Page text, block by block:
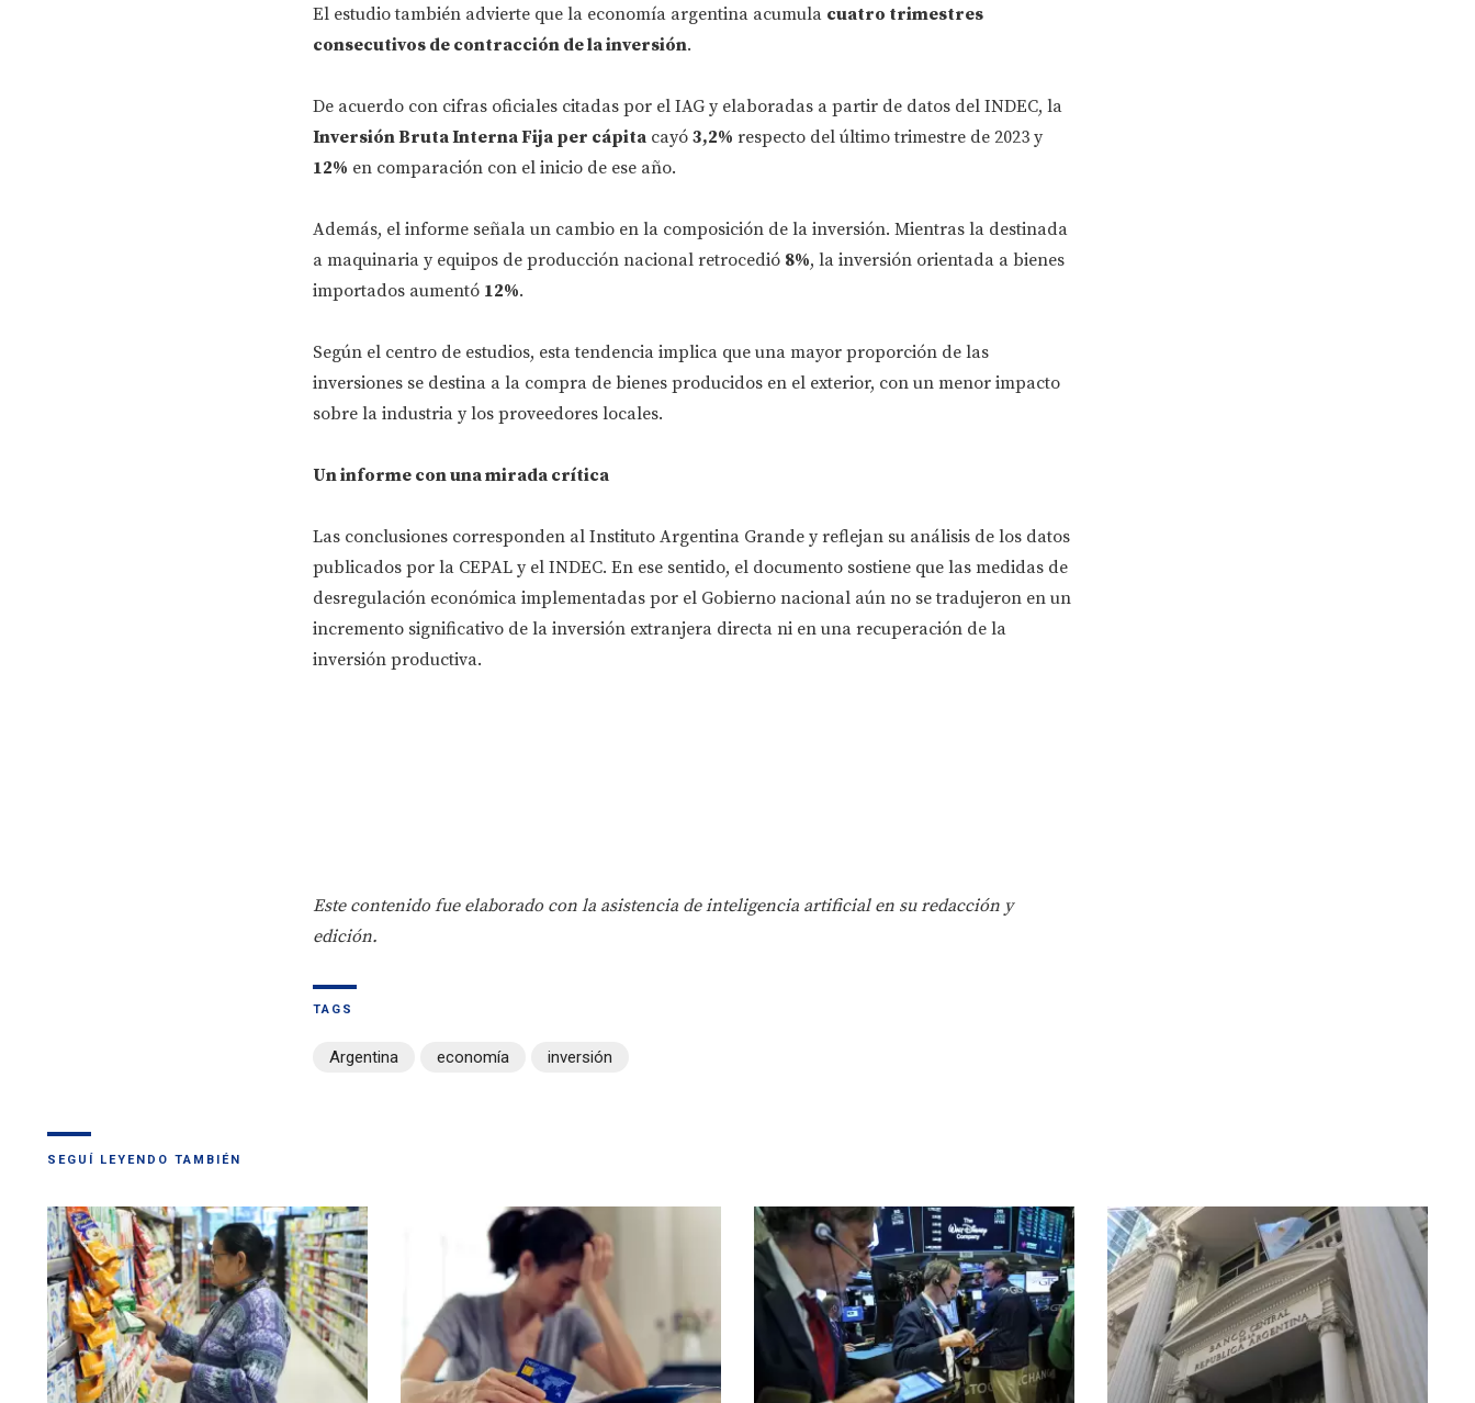
El estudio también advierte que la economía argentina acumula cuatro trimestres
consecutivos de contracción de la inversión.
De acuerdo con cifras oficiales citadas por el IAG y elaboradas a partir de datos del INDEC, la
Inversión Bruta Interna Fija per cápitacayó 3,2% respecto del último trimestre de 2023 y
12% en comparación con el inicio de ese año.
Además, el informe señala un cambio en la composición de la inversión. Mientras la destinada
a maquinaria y equipos de producción nacional retrocedió 8%, la inversión orientada a bienes
importados aumentó 12%.
Según el centro de estudios, esta tendencia implica que una mayor proporción de las
inversiones se destina a la compra de bienes producidos en el exterior, con un menor impacto
sobre la industria y los proveedores locales.
Un informe con una mirada crítica
Las conclusiones corresponden al Instituto Argentina Grande y reflejan su análisis de los datos
publicados por la CEPAL y el INDEC. En ese sentido, el documento sostiene que las medidas de
desregulación económica implementadas por el Gobierno nacional aún no se tradujeron en un
incremento significativo de la inversión extranjera directa ni en una recuperación de la
inversión productiva.
Este contenido fue elaborado con la asistencia de inteligencia artificial en su redacción y
edición.
TAGS
Argentina economía inversión
SEGUÍ LEYENDO TAMBIÉN